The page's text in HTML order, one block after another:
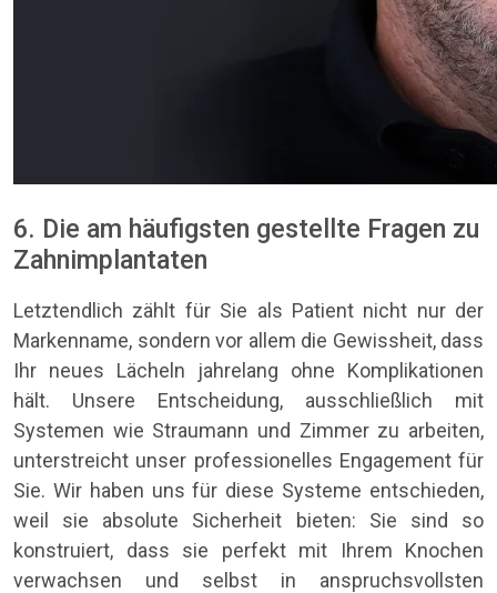
6. Die am häufigsten gestellte Fragen zu
Zahnimplantaten
Letztendlich zählt für Sie als Patient nicht nur der
Markenname, sondern vor allem die Gewissheit, dass
Ihr neues Lächeln jahrelang ohne Komplikationen
hält. Unsere Entscheidung, ausschließlich mit
Systemen wie Straumann und Zimmer zu arbeiten,
unterstreicht unser professionelles Engagement für
Sie. Wir haben uns für diese Systeme entschieden,
weil sie absolute Sicherheit bieten: Sie sind so
konstruiert, dass sie perfekt mit Ihrem Knochen
verwachsen und selbst in anspruchsvollsten